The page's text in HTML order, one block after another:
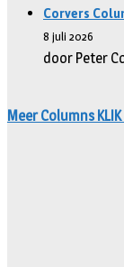
Corvers
8 juli 2026
door Peter
Meer Columns KLIK